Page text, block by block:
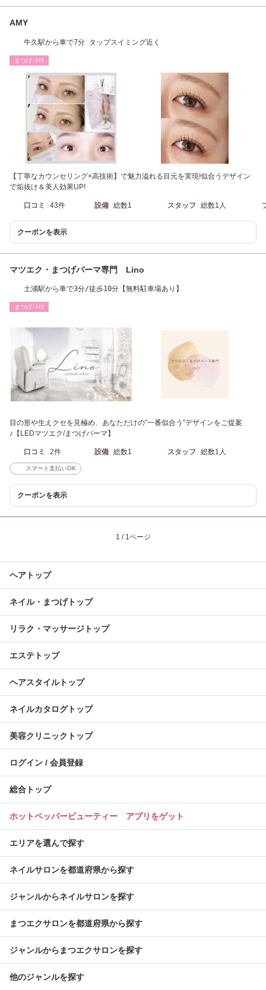
AMY
牛久駅から車で7分 タップスイミング近く
まつげ･ﾒｲｸ
【丁寧なカウンセリング×高技術】で魅力溢れる目元を実現!似合うデザイン
で垢抜け＆美人効果UP!
口コミ 43件 設備 総数1 スタッフ 総数1人
クーポンを表示
マツエク・まつげパーマ専門 Lino
土浦駅から車で3分/徒歩10分【無料駐車場あり】
まつげ･ﾒｲｸ
目の形や生えクセを見極め、あなただけの”一番似合う”デザインをご提案
♪【LEDマツエク/まつげパーマ】
口コミ 2件 設備 総数1 スタッフ 総数1人
スマート支払いOK
クーポンを表示
1 / 1ページ
ヘアトップ
ネイル・まつげトップ
リラク・マッサージトップ
エステトップ
ヘアスタイルトップ
ネイルカタログトップ
美容クリニックトップ
ログイン / 会員登録
総合トップ
ホットペッパービューティー アプリをゲット
エリアを選んで探す
ネイルサロンを都道府県から探す
ジャンルからネイルサロンを探す
まつエクサロンを都道府県から探す
ジャンルからまつエクサロンを探す
他のジャンルを探す